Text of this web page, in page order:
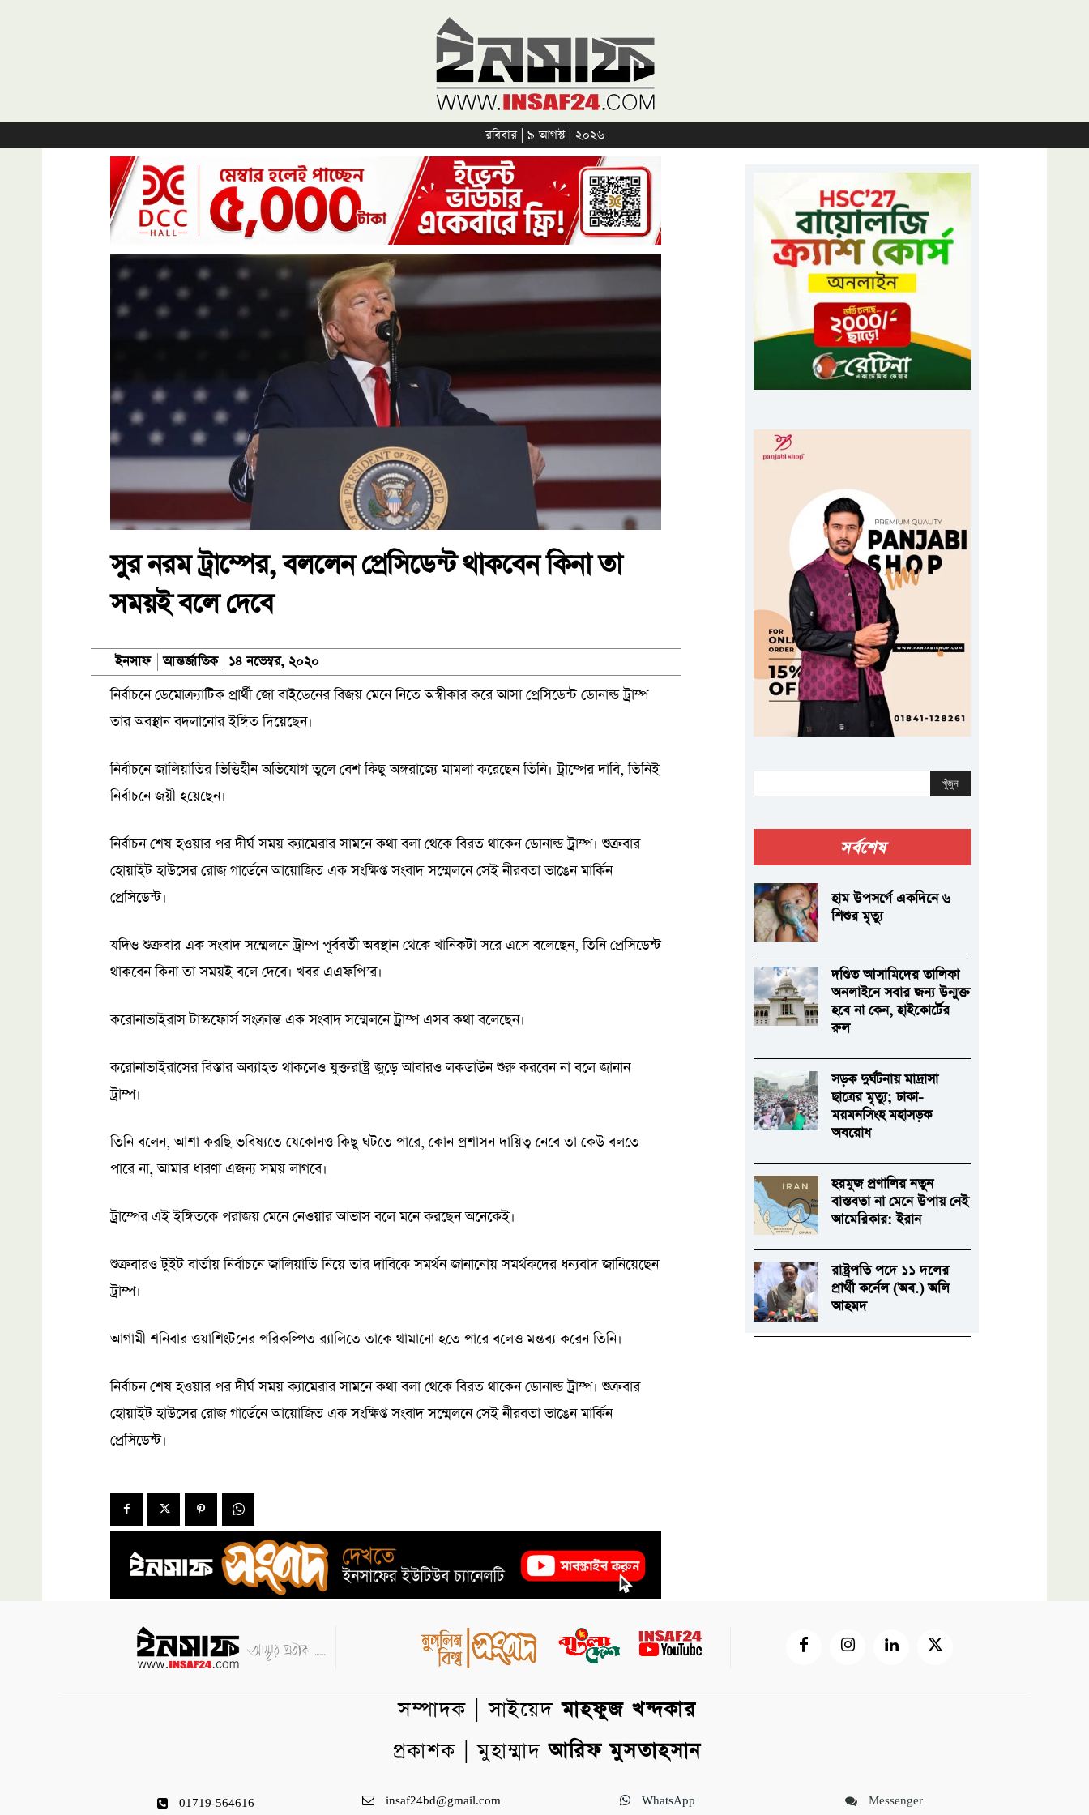
রবিবার | ৯ আগস্ট | ২০২৬
সুর নরম ট্রাম্পের, বললেন প্রেসিডেন্ট থাকবেন কিনা তা
সময়ই বলে দেবে
ইনসাফ আন্তর্জাতিক ১৪ নভেম্বর, ২০২০
নির্বাচনে ডেমোক্র্যাটিক প্রার্থী জো বাইডেনের বিজয় মেনে নিতে অস্বীকার করে আসা প্রেসিডেন্ট ডোনাল্ড ট্রাম্প
তার অবস্থান বদলানোর ইঙ্গিত দিয়েছেন।
নির্বাচনে জালিয়াতির ভিত্তিহীন অভিযোগ তুলে বেশ কিছু অঙ্গরাজ্যে মামলা করেছেন তিনি। ট্রাম্পের দাবি, তিনিই
নির্বাচনে জয়ী হয়েছেন।
নির্বাচন শেষ হওয়ার পর দীর্ঘ সময় ক্যামেরার সামনে কথা বলা থেকে বিরত থাকেন ডোনাল্ড ট্রাম্প। শুক্রবার
হোয়াইট হাউসের রোজ গার্ডেনে আয়োজিত এক সংক্ষিপ্ত সংবাদ সম্মেলনে সেই নীরবতা ভাঙেন মার্কিন
প্রেসিডেন্ট।
যদিও শুক্রবার এক সংবাদ সম্মেলনে ট্রাম্প পূর্ববর্তী অবস্থান থেকে খানিকটা সরে এসে বলেছেন, তিনি প্রেসিডেন্ট
থাকবেন কিনা তা সময়ই বলে দেবে। খবর এএফপি’র।
করোনাভাইরাস টাস্কফোর্স সংক্রান্ত এক সংবাদ সম্মেলনে ট্রাম্প এসব কথা বলেছেন।
করোনাভাইরাসের বিস্তার অব্যাহত থাকলেও যুক্তরাষ্ট্র জুড়ে আবারও লকডাউন শুরু করবেন না বলে জানান
ট্রাম্প।
তিনি বলেন, আশা করছি ভবিষ্যতে যেকোনও কিছু ঘটতে পারে, কোন প্রশাসন দায়িত্ব নেবে তা কেউ বলতে
পারে না, আমার ধারণা এজন্য সময় লাগবে।
ট্রাম্পের এই ইঙ্গিতকে পরাজয় মেনে নেওয়ার আভাস বলে মনে করছেন অনেকেই।
শুক্রবারও টুইট বার্তায় নির্বাচনে জালিয়াতি নিয়ে তার দাবিকে সমর্থন জানানোয় সমর্থকদের ধন্যবাদ জানিয়েছেন
ট্রাম্প।
আগামী শনিবার ওয়াশিংটনের পরিকল্পিত র‍্যালিতে তাকে থামানো হতে পারে বলেও মন্তব্য করেন তিনি।
নির্বাচন শেষ হওয়ার পর দীর্ঘ সময় ক্যামেরার সামনে কথা বলা থেকে বিরত থাকেন ডোনাল্ড ট্রাম্প। শুক্রবার
হোয়াইট হাউসের রোজ গার্ডেনে আয়োজিত এক সংক্ষিপ্ত সংবাদ সম্মেলনে সেই নীরবতা ভাঙেন মার্কিন
প্রেসিডেন্ট।
খুঁজুন
সর্বশেষ
হাম উপসর্গে একদিনে ৬
শিশুর মৃত্যু
দণ্ডিত আসামিদের তালিকা
অনলাইনে সবার জন্য উন্মুক্ত
হবে না কেন, হাইকোর্টের
রুল
সড়ক দুর্ঘটনায় মাদ্রাসা
ছাত্রের মৃত্যু; ঢাকা-
ময়মনসিংহ মহাসড়ক
অবরোধ
হরমুজ প্রণালির নতুন
বাস্তবতা না মেনে উপায় নেই
আমেরিকার: ইরান
রাষ্ট্রপতি পদে ১১ দলের
প্রার্থী কর্নেল (অব.) অলি
আহমদ
সম্পাদক | সাইয়েদমাহফুজ খন্দকার
প্রকাশক | মুহাম্মাদআরিফ মুসতাহসান
01719-564616 insaf24bd@gmail.com WhatsApp Messenger